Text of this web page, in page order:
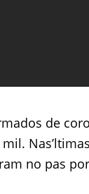
de
no pas